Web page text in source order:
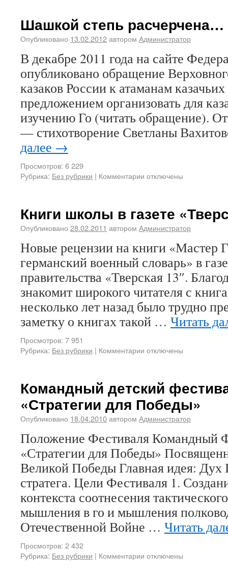
Шашкой степь расчерчена…
Опубликовано 13.02.2012автором Администратор
В декабре 2011 года на сайте
опубликовано обращение
казаков России к атаманам
предложением организовать для
изучению Го (читать обращение).
— стихотворение Светланы
далее →
Просмотров: 6 229
Рубрика: Без рубрики | Комментарии отключены
Книги школы в газете
Опубликовано 28.02.2011 автором Администратор
Новые рецензии на книги «Мастер
германский военный словарь» в
правительства «Тверская 13″.
знакомит широкого читателя с
несколько лет назад было трудно
заметку о книгах такой … Читать
Просмотров: 7 951
Рубрика: Без рубрики | Комментарии отключены
Командный детский
«Стратегии для Победы»
Опубликовано 18.04.2010автором Администратор
Положение Фестиваля Командный
«Стратегии для Победы»
Великой Победы Главная идея:
стратега. Цели Фестиваля 1.
контекста соотнесения
мышления в го и мышления
Отечественной Войне … Читать
Просмотров: 2 432
Рубрика: Без рубрики | Комментарии отключены